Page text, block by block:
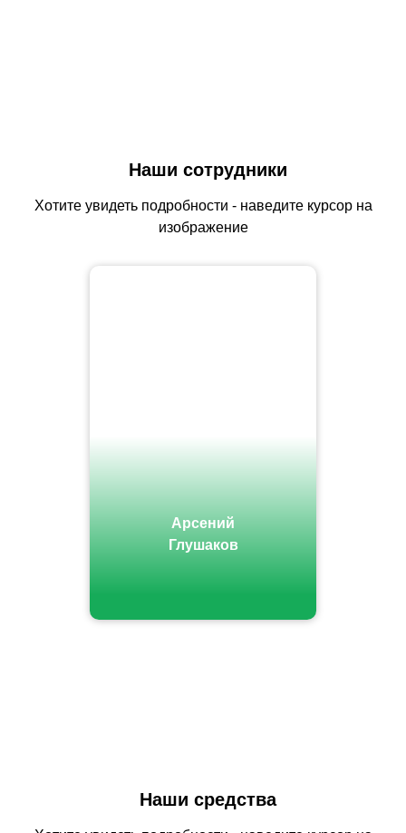
Наши сотрудники
Хотите увидеть подробности - наведите курсор на
изображение
Арсений
Глушаков
Наши средства